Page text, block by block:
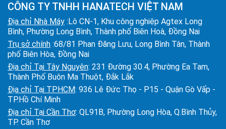
CÔNG TY TNHH HANATECH VIỆT NAM
Địa chỉ Nhà Máy :Lô CN-1, Khu công nghiệp Agtex Long
Bình, Phường Long Bình, Thành phố Biên Hoà, Đồng Nai
Trụ sở chính :68/81 Phan Đăng Lưu, Long Bình Tân, Thành
phố Biên Hòa, Đồng Nai
Địa chỉ Tại Tây Nguyên: 231 Đường 30.4, Phường Ea Tam,
Thành Phố Buôn Ma Thuột, Đắk Lắk
Địa chỉ Tại TPHCM: 936 Lê Đức Thọ - P15 - Quận Gò Vấp -
TP.Hồ Chí Minh
Địa chỉ Tại Cần Thơ: QL91B, Phường Long Hòa, Q.Bình Thủy,
TP. Cần Thơ